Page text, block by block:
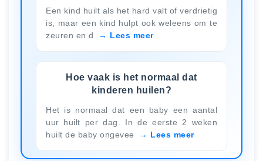
Een kind huilt als het hard valt of verdrietig
is, maar een kind hulpt ook weleens om te
zeuren en d
Lees meer
Hoe vaak is het normaal dat
kinderen huilen?
Het is normaal dat een baby een aantal
uur huilt per dag. In de eerste 2 weken
huilt de baby ongevee
Lees meer